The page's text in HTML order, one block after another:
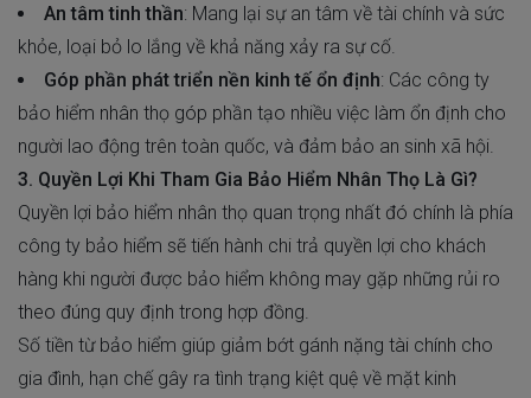
An tâm tinh thần: Mang lại sự an tâm về tài chính và sức
khỏe, loại bỏ lo lắng về khả năng xảy ra sự cố.
Góp phần phát triển nền kinh tế ổn định: Các công ty
bảo hiểm nhân thọ góp phần tạo nhiều việc làm ổn định cho
người lao động trên toàn quốc, và đảm bảo an sinh xã hội.
3. Quyền Lợi Khi Tham Gia Bảo Hiểm Nhân Thọ Là Gì?
Quyền lợi bảo hiểm nhân thọ quan trọng nhất đó chính là phía
công ty bảo hiểm sẽ tiến hành chi trả quyền lợi cho khách
hàng khi người được bảo hiểm không may gặp những rủi ro
theo đúng quy định trong hợp đồng.
Số tiền từ bảo hiểm giúp giảm bớt gánh nặng tài chính cho
gia đình, hạn chế gây ra tình trạng kiệt quệ về mặt kinh